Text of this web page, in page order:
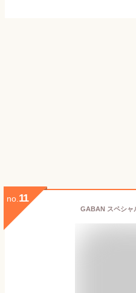
no. 11
GABAN スペシャ